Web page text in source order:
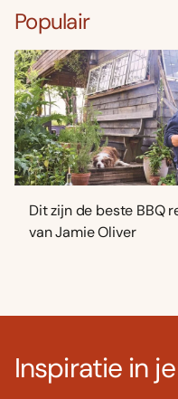
Populair
Dit zijn de beste BBQ
van Jamie Oliver
Inspiratie in